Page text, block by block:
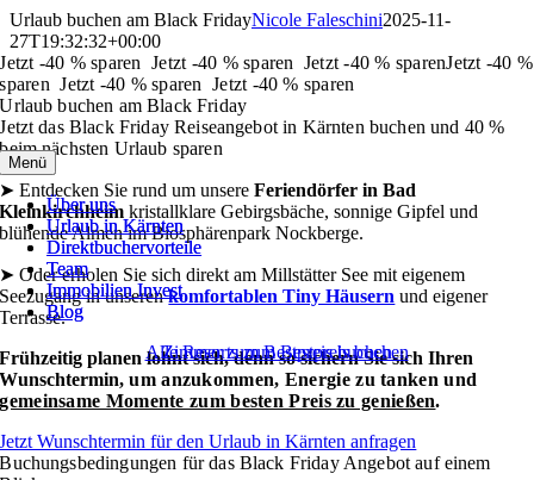
Skip
to
content
Menü
Über uns
Urlaub in Kärnten
Direktbuchervorteile
Team
Immobilien Invest
Blog
Zimmer zum Bestpreis buchen
Menü
Über uns
Urlaub in Kärnten
Direktbuchervorteile
Team
Immobilien Invest
Blog
Alle Resorts zum Bestpreis buchen
Urlaub buchen am Black FridayNicole Faleschini2025-11-
27T19:32:32+00:00
Jetzt -40 % sparen Jetzt -40 % sparen Jetzt -40 % sparenJetzt -40 %
sparen Jetzt -40 % sparen Jetzt -40 % sparen
Urlaub buchen am Black Friday
Jetzt das Black Friday Reiseangebot in Kärnten buchen und 40 %
beim nächsten Urlaub sparen
➤ Entdecken Sie rund um unsereFeriendörfer in Bad
Kleinkirchheim kristallklare Gebirgsbäche, sonnige Gipfel und
blühende Almen im Biosphärenpark Nockberge.
➤ Oder erholen Sie sich direkt am Millstätter See mit eigenem
Seezugang in unserenkomfortablen Tiny Häusern und eigener
Terrasse.
Frühzeitig planen lohnt sich, denn so sichern Sie sich Ihren
Wunschtermin,um anzukommen, Energie zu tanken und
gemeinsame Momente zum besten Preis zu genießen.
Jetzt Wunschtermin für den Urlaub in Kärnten anfragen
Buchungsbedingungen für das Black Friday Angebot auf einem